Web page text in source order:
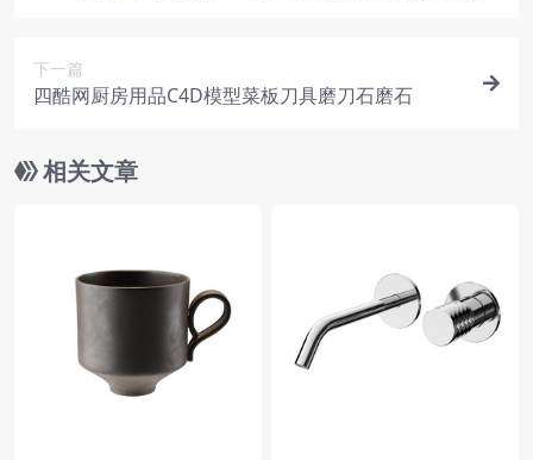
下一篇
四酷网厨房用品C4D模型菜板刀具磨刀石磨石
相关文章